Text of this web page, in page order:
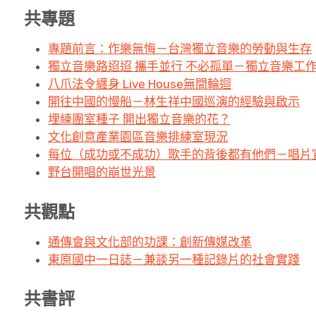
共專題
專題前言：作樂無悔－台灣獨立音樂的勞動與生存
獨立音樂路迢迢 攜手並行 不必孤單－獨立音樂工
八爪法令纏身 Live House無間輪迴
開往中國的慢船－林生祥中國巡演的經驗與啟示
埋練團室種子 開出獨立音樂的花？
文化創意產業園區音樂排練室現況
每位（成功或不成功）歌手的背後都有他們－唱片
野台開唱的崩世光景
共觀點
通傳會與文化部的功課：創新傳媒改革
東原國中一日誌－兼談另一種記錄片的社會實踐
共書評